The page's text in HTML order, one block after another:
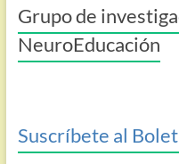
Grupo de
NeuroEducación
Suscríbete al